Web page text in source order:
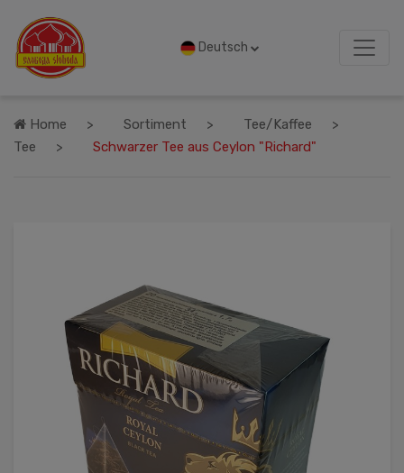
Deutsch
Home Sortiment
Tee/Kaffee
Tee
Schwarzer Tee aus Ceylon "Richard"